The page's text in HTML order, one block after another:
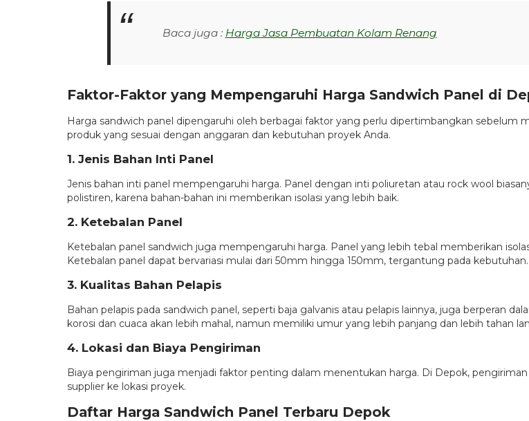
Baca juga : Harga Jasa Pembuatan Kolam Renang
Faktor-Faktor yang Mempengaruhi Harga Sandwich Panel di
Harga sandwich panel dipengaruhi oleh berbagai faktor yang perlu dipertimbangkan
produk yang sesuai dengan anggaran dan kebutuhan proyek Anda.
1. Jenis Bahan Inti Panel
Jenis bahan inti panel mempengaruhi harga. Panel dengan inti poliuretan atau rock wool
polistiren, karena bahan-bahan ini memberikan isolasi yang lebih baik.
2. Ketebalan Panel
Ketebalan panel sandwich juga mempengaruhi harga. Panel yang lebih tebal memberikan
Ketebalan panel dapat bervariasi mulai dari 50mm hingga 150mm, tergantung pada kebutuhan.
3. Kualitas Bahan Pelapis
Bahan pelapis pada sandwich panel, seperti baja galvanis atau pelapis lainnya, juga berperan
korosi dan cuaca akan lebih mahal, namun memiliki umur yang lebih panjang dan lebih tahan
4. Lokasi dan Biaya Pengiriman
Biaya pengiriman juga menjadi faktor penting dalam menentukan harga. Di Depok,
supplier ke lokasi proyek.
Daftar Harga Sandwich Panel Terbaru Depok